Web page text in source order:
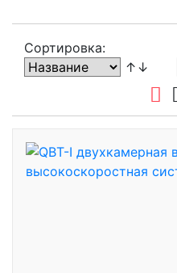
Сортировка:
↑↓